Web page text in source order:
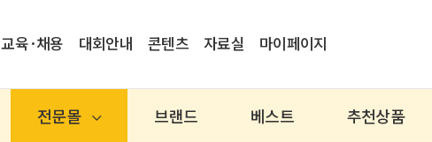
교육·채용 대회안내 콘텐츠 자료실 마이페이지
전문몰 브랜드 베스트 추천상품